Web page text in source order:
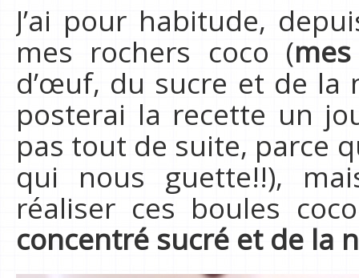
J’ai pour habitude,
mes rochers coco (
d’œuf, du sucre et de la
posterai la recette un
pas tout de suite, parce
qui nous guette!!),
réaliser ces boules
concentré sucré et de la